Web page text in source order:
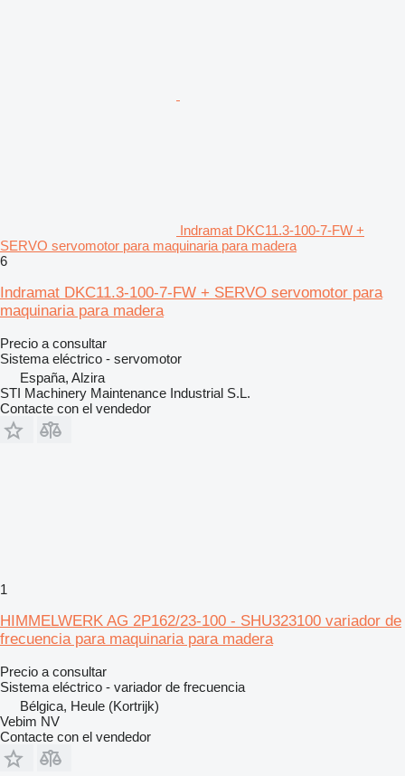
Indramat DKC11.3-100-7-FW +
SERVO servomotor para maquinaria para madera
6
Indramat DKC11.3-100-7-FW + SERVO servomotor para
maquinaria para madera
Precio a consultar
Sistema eléctrico - servomotor
España, Alzira
STI Machinery Maintenance Industrial S.L.
Contacte con el vendedor
1
HIMMELWERK AG 2P162/23-100 - SHU323100 variador de
frecuencia para maquinaria para madera
Precio a consultar
Sistema eléctrico - variador de frecuencia
Bélgica, Heule (Kortrijk)
Vebim NV
Contacte con el vendedor